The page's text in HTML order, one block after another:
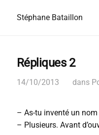
Stéphane Bataillon
Répliques 2
14/10/2013 dans
– As-tu inventé un nom
– Plusieurs. Avant